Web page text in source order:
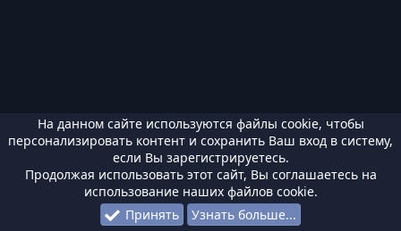
На данном сайте используются файлы cookie, чтобы
персонализировать контент и сохранить Ваш вход в систему,
если Вы зарегистрируетесь.
Продолжая использовать этот сайт, Вы соглашаетесь на
использование наших файлов cookie.
Принять
Узнать больше...